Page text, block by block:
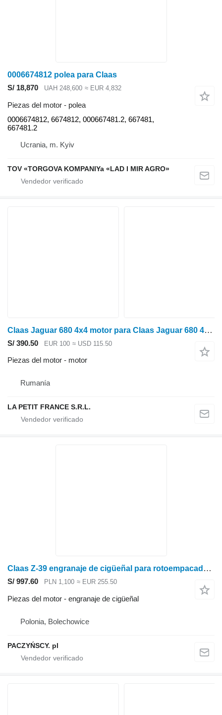
0006674812 polea para Claas
S/ 18,870
UAH 248,600 ≈ EUR 4,832
Piezas del motor - polea
0006674812, 6674812, 000667481.2, 667481,
667481.2
Ucrania, m. Kyiv
TOV «TORGOVA KOMPANIYa «LAD I MIR AGRO»
Claas Jaguar 680 4x4 motor para Claas Jaguar 680 4x4 cosechadora de forraje
S/ 390.50 EUR 100 ≈ USD 115.50
Piezas del motor - motor
Rumanía
LA PETIT FRANCE S.R.L.
Claas Z-39 engranaje de cigüeñal para rotoempacadora
S/ 997.60 PLN 1,100 ≈ EUR 255.50
Piezas del motor - engranaje de cigüeñal
Polonia, Bolechowice
PACZYŃSCY. pl